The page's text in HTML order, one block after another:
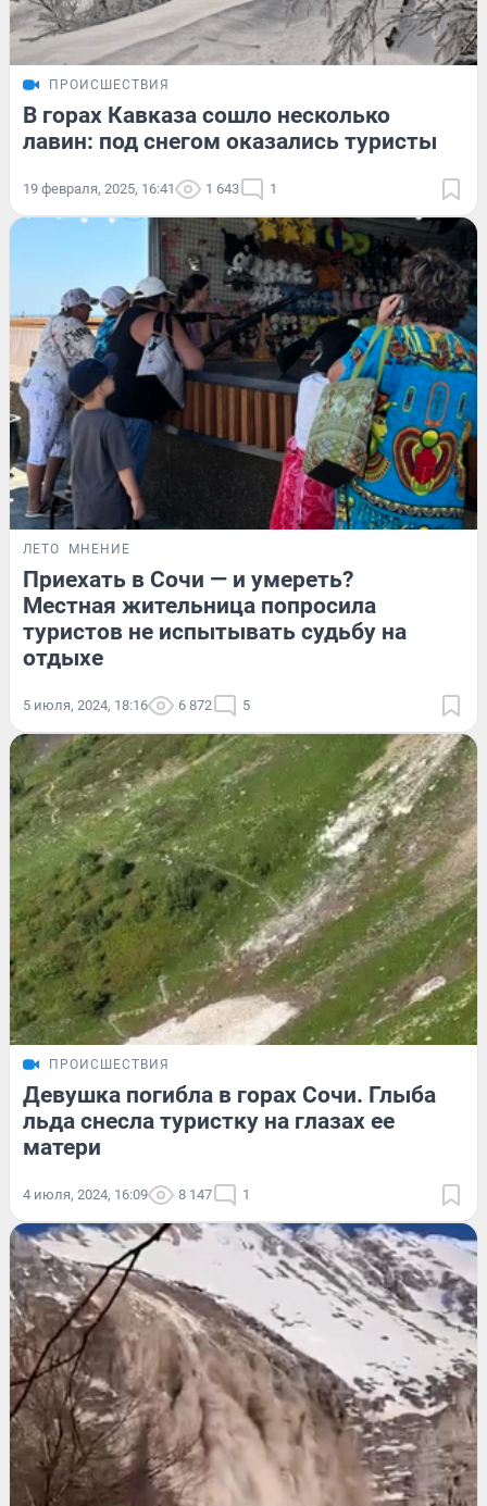
ПРОИСШЕСТВИЯ
В горах Кавказа сошло несколько
лавин: под снегом оказались туристы
19 февраля, 2025, 16:41 1 643 1
ЛЕТО МНЕНИЕ
Приехать в Сочи — и умереть?
Местная жительница попросила
туристов не испытывать судьбу на
отдыхе
5 июля, 2024, 18:16 6 872 5
ПРОИСШЕСТВИЯ
Девушка погибла в горах Сочи. Глыба
льда снесла туристку на глазах ее
матери
4 июля, 2024, 16:09 8 147 1